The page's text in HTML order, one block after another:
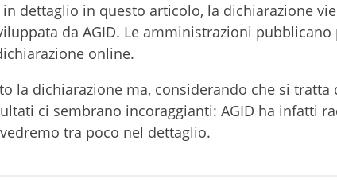
dettaglio in questo articolo, la dichiarazione
da AGID. Le amministrazioni pubblicano
online.
la dichiarazione ma, considerando che si tratta
ci sembrano incoraggianti: AGID ha infatti
tra poco nel dettaglio.